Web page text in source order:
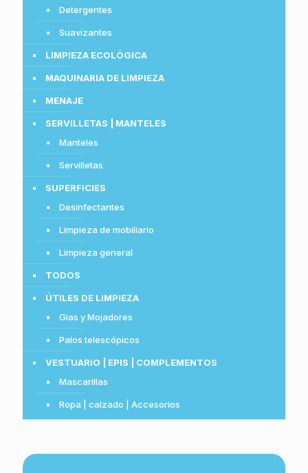
Detergentes
Suavizantes
LIMPIEZA ECOLÓGICA
MAQUINARIA DE LIMPIEZA
MENAJE
SERVILLETAS | MANTELES
Manteles
Servilletas
SUPERFICIES
Desinfectantes
Limpieza de mobiliario
Limpieza general
TODOS
ÚTILES DE LIMPIEZA
Gias y Mojadores
Palos telescópicos
VESTUARIO | EPIS | COMPLEMENTOS
Mascarillas
Ropa | calzado | Accesorios